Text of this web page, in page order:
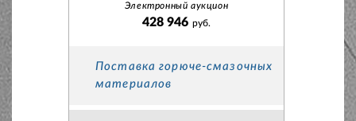
Электронный аукцион
428 946 руб.
Поставка горюче-смазочных
материалов